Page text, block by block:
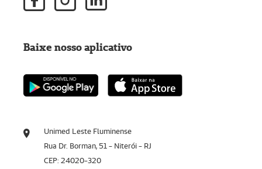
Unimed Leste Fluminense
Rua Dr. Borman, 51 - Niterói - RJ
CEP: 24020-320
Baixe nosso aplicativo